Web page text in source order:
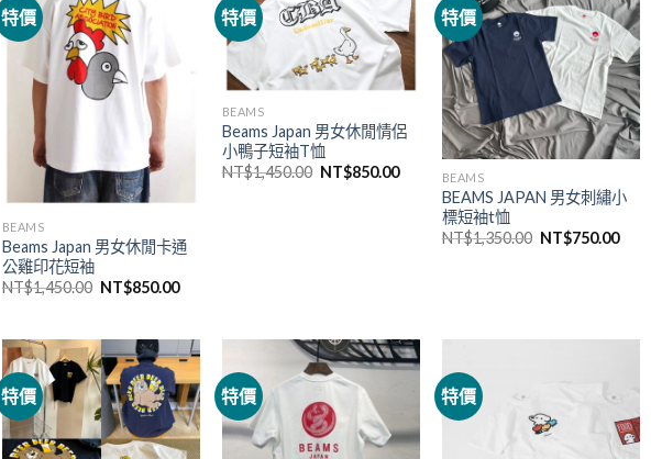
特價
BEAMS
Beams Japan 男女休閒卡通
公雞印花短袖
NT$1,450.00 NT$850.00
特價
BEAMS
Beams Japan 男女休閒情侶
小鴨子短袖T恤
NT$1,450.00 NT$850.00
特價
BEAMS
BEAMS JAPAN 男女刺繡小
標短袖t恤
NT$1,350.00 NT$750.00
特價 特價 特價